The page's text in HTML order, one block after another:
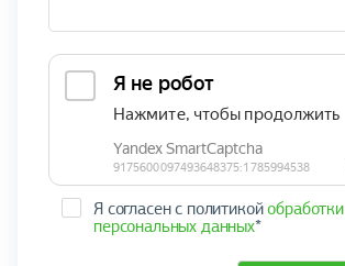
Я согласен с политикойобработки
персональных данных*